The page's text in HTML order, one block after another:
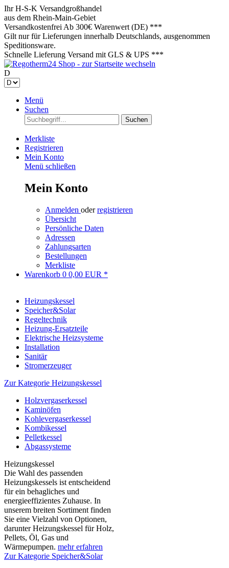
Ihr H-S-K Versandgroßhandel
aus dem Rhein-Main-Gebiet
Versandkostenfrei Ab 300€ Warenwert (DE) ***
Gilt nur für Lieferungen innerhalb Deutschlands, ausgenommen
Speditionsware.
Schnelle Lieferung Versand mit GLS & UPS ***
D
Menü
Suchen
Suchen
Merkliste
Registrieren
Mein Konto
Menü schließen
Mein Konto
Anmelden oderregistrieren
Übersicht
Persönliche Daten
Adressen
Zahlungsarten
Bestellungen
Merkliste
Warenkorb 0 0,00 EUR *
Heizungskessel
Speicher&Solar
Regeltechnik
Heizung-Ersatzteile
Elektrische Heizsysteme
Installation
Sanitär
Stromerzeuger
Zur Kategorie Heizungskessel
Holzvergaserkessel
Kaminöfen
Kohlevergaserkessel
Kombikessel
Pelletkessel
Abgassysteme
Heizungskessel
Die Wahl des passenden
Heizungskessels ist entscheidend
für ein behagliches und
energieeffizientes Zuhause. In
unserem breiten Sortiment finden
Sie eine Vielzahl von Optionen,
darunter Heizungskessel für Holz,
Pellets, Öl, Gas und
Wärmepumpen. mehr erfahren
Zur Kategorie Speicher&Solar